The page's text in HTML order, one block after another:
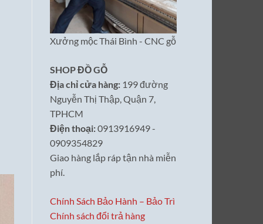
Xưởng mộc Thái Bình - CNC gỗ
SHOP ĐỒ GỖ
Địa chỉ cửa hàng:199 đường
Nguyễn Thị Thập, Quận 7,
TPHCM
Điện thoại:0913916949 -
0909354829
Giao hàng lắp ráp tận nhà miễn
phí.
Chính Sách Bảo Hành – Bảo Trì
Chính sách đổi trả hàng